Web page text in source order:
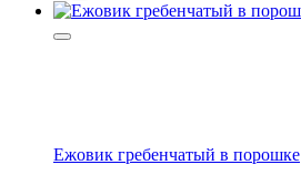
Ежовик гребенчатый в порошке